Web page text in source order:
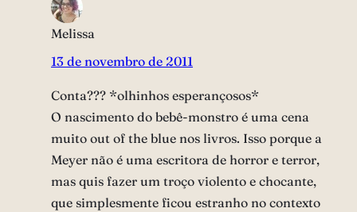
Melissa
13 de novembro de 2011
Conta??? *olhinhos esperançosos*
O nascimento do bebê-monstro é uma cena
muito out of the blue nos livros. Isso porque a
Meyer não é uma escritora de horror e terror,
mas quis fazer um troço violento e chocante,
que simplesmente ficou estranho no contexto